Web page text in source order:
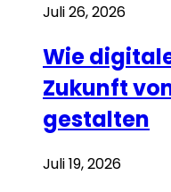
Juli 26, 2026
Wie
Zukunft
gestalten
Juli 19, 2026